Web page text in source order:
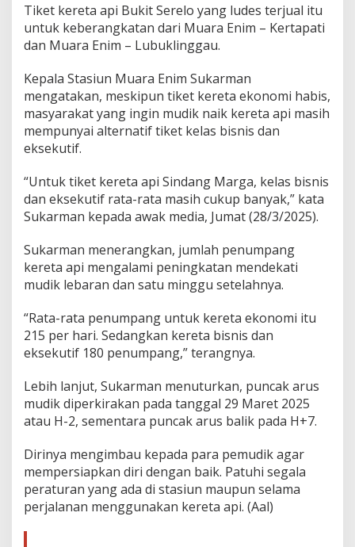
i
d
i
M
a
r
a
E
n
H
a
b
i
T
e
r
j
a
H
g
g
a
+
L
e
b
Tiket kereta api Bukit Serelo yang ludes terjual itu
untuk keberangkatan dari Muara Enim – Kertapati
dan Muara Enim – Lubuklinggau.
Kepala Stasiun Muara Enim Sukarman
mengatakan, meskipun tiket kereta ekonomi habis,
masyarakat yang ingin mudik naik kereta api masih
mempunyai alternatif tiket kelas bisnis dan
eksekutif.
“Untuk tiket kereta api Sindang Marga, kelas bisnis
dan eksekutif rata-rata masih cukup banyak,” kata
Sukarman kepada awak media, Jumat (28/3/2025).
Sukarman menerangkan, jumlah penumpang
kereta api mengalami peningkatan mendekati
mudik lebaran dan satu minggu setelahnya.
“Rata-rata penumpang untuk kereta ekonomi itu
215 per hari. Sedangkan kereta bisnis dan
eksekutif 180 penumpang,” terangnya.
Lebih lanjut, Sukarman menuturkan, puncak arus
mudik diperkirakan pada tanggal 29 Maret 2025
atau H-2, sementara puncak arus balik pada H+7.
Dirinya mengimbau kepada para pemudik agar
mempersiapkan diri dengan baik. Patuhi segala
peraturan yang ada di stasiun maupun selama
perjalanan menggunakan kereta api. (Aal)